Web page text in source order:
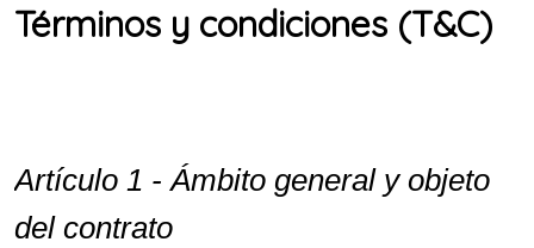
Términos y condiciones (T&C)
Artículo 1 - Ámbito general y objeto
del contrato